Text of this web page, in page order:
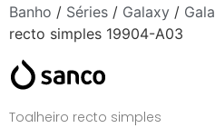
Banho / Séries / Galaxy /
recto simples 19904-A03
Toalheiro recto simples